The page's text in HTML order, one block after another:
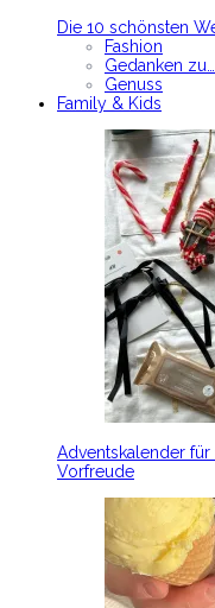
Die 10 schönsten
Fashion
Gedanken zu….
Genuss
Family & Kids
Adventskalender für
Vorfreude